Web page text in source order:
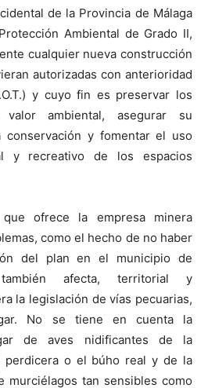
de la Provincia de Málaga
Ambiental de Grado II,
cualquier nueva construcción
autorizadas con anterioridad
y cuyo fin es preservar los
ambiental, asegurar su
conservación y fomentar el uso
y recreativo de los espacios
ofrece la empresa minera
como el hecho de no haber
del plan en el municipio de
afecta, territorial y
la legislación de vías pecuarias,
No se tiene en cuenta la
de aves nidificantes de la
perdicera o el búho real y de la
murciélagos tan sensibles como